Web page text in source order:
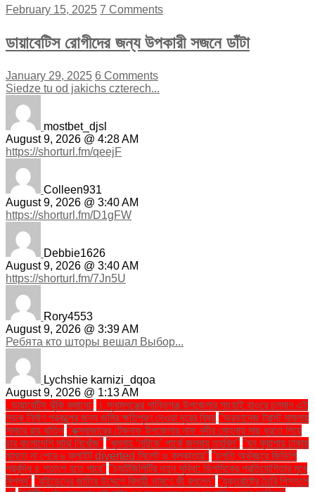
February 15, 2025 7 Comments
ডায়াবেটিস রোগীদের জন্য উপকারী সজনে ডাঁটা
January 29, 2025 6 Comments
Siedze tu od jakichs czterech...
mostbet_djsl
August 9, 2026 @ 4:28 AM
https://shorturl.fm/qeejF
Colleen931
August 9, 2026 @ 3:40 AM
https://shorturl.fm/D1gFW
Debbie1626
August 9, 2026 @ 3:40 AM
https://shorturl.fm/7Jn5U
Rory4553
August 9, 2026 @ 3:39 AM
Ребята кто шторы вешал Выбор...
Lychshie karnizi_dqoa
August 9, 2026 @ 1:13 AM
. ডায়াবেটিস ঝুঁকি কমানো:
। সুনামগঞ্জের শান্তিগঞ্জ উপজেলার সাংহাই হাওরে চলমান এই
সড়ক নির্মাণ প্রকল্পের জন্য জমির ক্ষতিপূরণ দেওয়া দূরের বিষয় ''অরফানেজ ট্রাস্ট মামলায়
সাজার রায় বাতিল ''কক্সবাজারের টেকনাফ উপজেলার নাফ নদীর মোহনায় মাছ ধরতে গিয়ে
চার বাংলাদেশি মাঝি নিখোঁজ'' ''খুলনায় ‘নাটুকে’ পার্কে জলবায়ু তহবিল'' ''ঘন কুয়াশায় ঢাকায়
নামতে না পেরে ৬ ফ্লাইট diverted সিলেট ও কলকাতায়'' ''চলতি অর্থবছরে জিডিপি
প্রবৃদ্ধি ৪ শতাংশ হতে পারে'' ''চ্যাটজিপিটির নতুন সুবিধা: ডিপসিকের প্রতিযোগিতার মুখে
বিপ্লব'' ''বাইডেনের জাতির উদ্দেশে বিদায়ী ভাষণে কী বললেন'' ''যুক্তরাষ্ট্রে তৈরি পিস্তলে